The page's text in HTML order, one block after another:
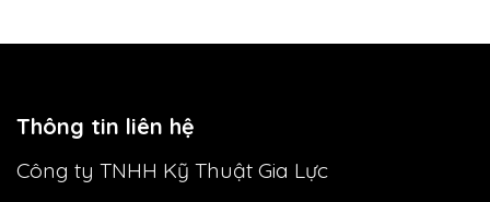
Thông tin liên hệ
Công ty TNHH Kỹ Thuật Gia Lực